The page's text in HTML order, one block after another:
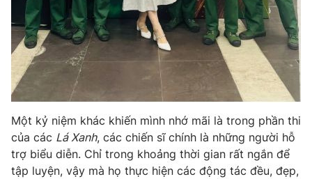
Một kỷ niệm khác khiến mình nhớ mãi là trong phần thi
của các Lá Xanh, các chiến sĩ chính là những người hỗ
trợ biểu diễn. Chỉ trong khoảng thời gian rất ngắn để
tập luyện, vậy mà họ thực hiện các động tác đều, đẹp,